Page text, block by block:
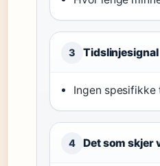
3 Tidslinjesignal
Ingen
4 Det som skjer